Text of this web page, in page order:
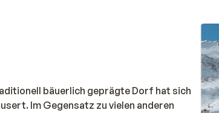
bäuerlich geprägte Dorf hat sich
Im Gegensatz zu vielen anderen